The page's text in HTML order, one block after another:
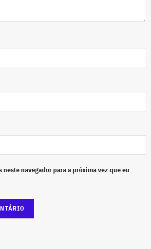
neste navegador para a próxima vez que eu